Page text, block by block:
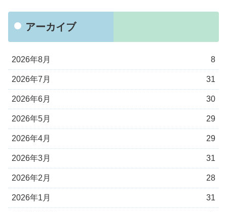
アーカイブ
2026年8月 8
2026年7月 31
2026年6月 30
2026年5月 29
2026年4月 29
2026年3月 31
2026年2月 28
2026年1月 31